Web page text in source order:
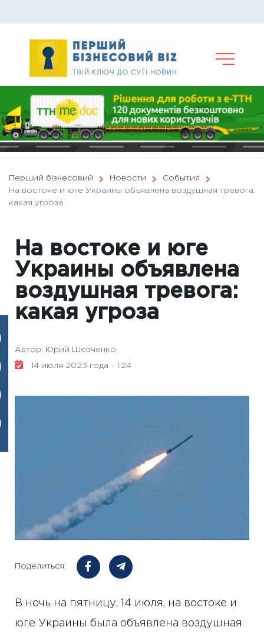
Перший бізнесовий Новости
События
На востоке и юге Украины объявлена воздушная тревога:
какая угроза
На востоке и юге
Украины объявлена
воздушная тревога:
какая угроза
Автор: Юрий Шевченко
14 июля 2023 года - 1:24
Поделиться:
В ночь на пятницу, 14 июля, на востоке и
юге Украины была объявлена воздушная